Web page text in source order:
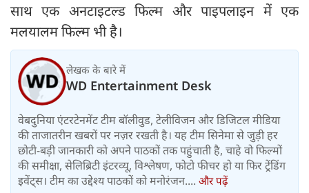
साथ एक अनटाइटल्ड फिल्म और पाइपलाइन में एक
मलयालम फिल्म भी है।
लेखक के बारे में
WD Entertainment Desk
वेबदुनिया एंटरटेनमेंट टीम बॉलीवुड, टेलीविजन और डिजिटल मीडिया
की ताजातरीन खबरों पर नज़र रखती है। यह टीम सिनेमा से जुड़ी हर
छोटी-बड़ी जानकारी को अपने पाठकों तक पहुंचाती है, चाहे वो फिल्मों
की समीक्षा, सेलिब्रिटी इंटरव्यू, विश्लेषण, फोटो फीचर हो या फिर ट्रेंडिंग
इवेंट्स। टीम का उद्देश्य पाठकों को मनोरंजन.... और पढ़ें